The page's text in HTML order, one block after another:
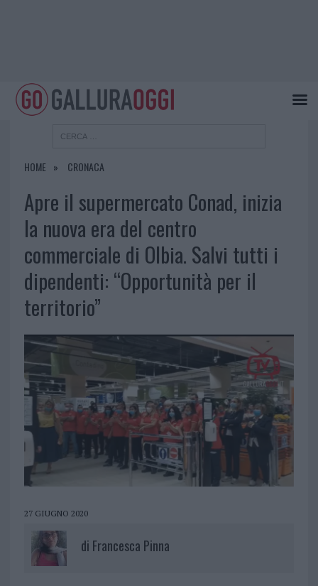
HOME CRONACA
Apre il supermercato Conad, inizia
la nuova era del centro
commerciale di Olbia. Salvi tutti i
dipendenti: “Opportunità per il
territorio”
27 GIUGNO 2020
di Francesca Pinna